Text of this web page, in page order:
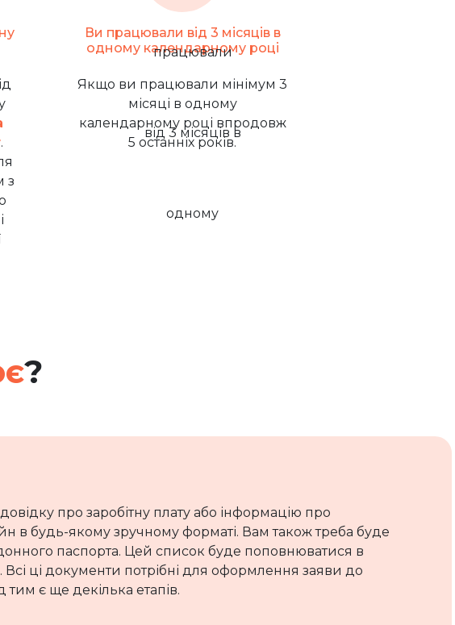
.
з
Ви працювали від 3 місяців в
одному календарному році
Якщо ви працювали мінімум 3
місяці в одному
календарному році впродовж
5 останніх років.
?
про заробітну плату або інформацію про
будь-якому зручному форматі. Вам також треба буде
паспорта. Цей список буде поповнюватися в
Всі ці документи потрібні для оформлення заяви до
є ще декілька етапів.